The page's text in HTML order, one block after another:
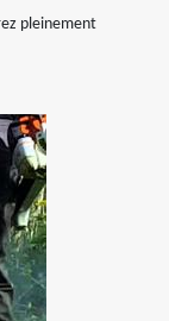
pleinement